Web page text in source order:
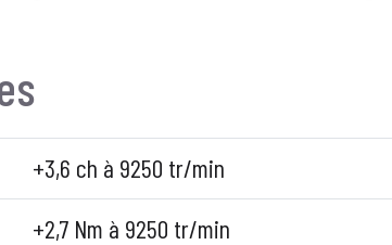
+3,6 ch à 9250 tr/min
+2,7 Nm à 9250 tr/min